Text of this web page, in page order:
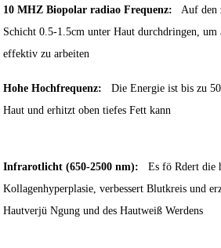
10 MHZ Biopolar radiao Frequenz:
Auf den
Schicht 0.5-1.5cm unter Haut durchdringen, um
effektiv zu arbeiten
Hohe Hochfrequenz:
Die Energie ist bis zu
Haut und erhitzt oben tiefes Fett kann
Infrarotlicht (650-2500 nm):
Es fö Rdert die
Kollagenhyperplasie, verbessert Blutkreis und
Hautverjü Ngung und des Hautweiß Werdens